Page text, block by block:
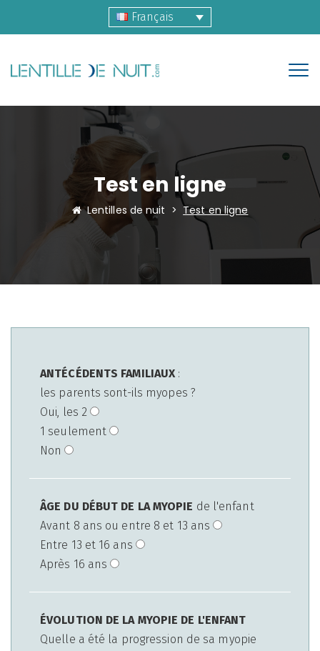
Français
Test en ligne
Lentilles de nuit >Test en ligne
ANTÉCÉDENTS FAMILIAUX :
les parents sont-ils myopes ?
Oui, les 2
1 seulement
Non
ÂGE DU DÉBUT DE LA MYOPIE de l'enfant
Avant 8 ans ou entre 8 et 13 ans
Entre 13 et 16 ans
Après 16 ans
ÉVOLUTION DE LA MYOPIE DE L'ENFANT
Quelle a été la progression de sa myopie